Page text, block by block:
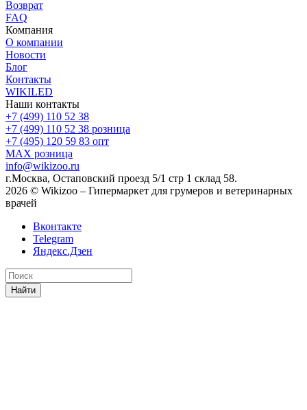
Возврат
FAQ
Компания
О компании
Новости
Блог
Контакты
WIKILED
Наши контакты
+7 (499) 110 52 38
+7 (499) 110 52 38 розница
+7 (495) 120 59 83 опт
MAX розница
info@wikizoo.ru
г.Москва, Остаповский проезд 5/1 стр 1 склад 58.
2026 © Wikizoo – Гипермаркет для грумеров и ветеринарных
врачей
Вконтакте
Telegram
Яндекс.Дзен
Найти